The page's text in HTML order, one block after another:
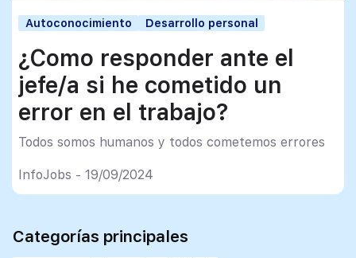
Autoconocimiento Desarrollo personal
¿Como responder ante el
jefe/a si he cometido un
error en el trabajo?
Todos somos humanos y todos cometemos errores
InfoJobs - 19/09/2024
Categorías principales